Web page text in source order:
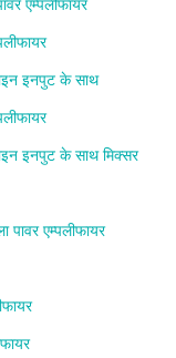
एम्पलीफायर
इनपुट के साथ
इनपुट के साथ मिक्सर
एम्पलीफायर